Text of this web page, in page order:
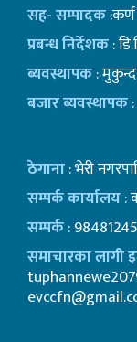
सह- सम्पादक
प्रबन्ध निर्देशक:
ब्यवस्थापक:
बजार ब्यवस्थापक:
ठेगाना: भेरी
सम्पर्क कार्यालय:
सम्पर्क:
समाचारका लागी